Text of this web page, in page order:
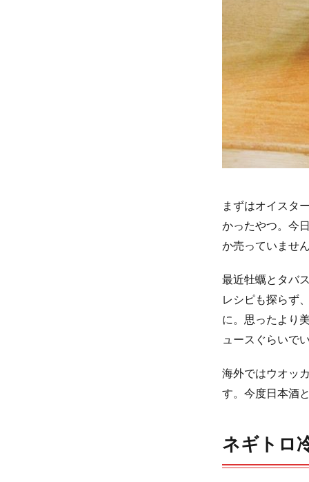
まずはオイスタ
かったやつ。今
か売っていませ
最近牡蠣とタバ
レシピも探らず
に。思ったより
ュースぐらいで
海外ではウオッ
す。今度日本酒
ネギトロ